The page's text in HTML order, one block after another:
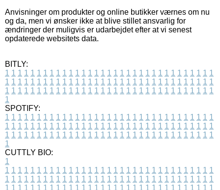
Anvisninger om produkter og online butikker værnes om nu
og da, men vi ønsker ikke at blive stillet ansvarlig for
ændringer der muligvis er udarbejdet efter at vi senest
opdaterede websitets data.
BITLY:
1 1 1 1 1 1 1 1 1 1 1 1 1 1 1 1 1 1 1 1 1 1 1 1 1 1 1 1 1 1 1 1 1
1 1 1 1 1 1 1 1 1 1 1 1 1 1 1 1 1 1 1 1 1 1 1 1 1 1 1 1 1 1 1 1 1
1 1 1 1 1 1 1 1 1 1 1 1 1 1 1 1 1 1 1 1 1 1 1 1 1 1 1 1 1 1 1 1 1
1
SPOTIFY:
1 1 1 1 1 1 1 1 1 1 1 1 1 1 1 1 1 1 1 1 1 1 1 1 1 1 1 1 1 1 1 1 1
1 1 1 1 1 1 1 1 1 1 1 1 1 1 1 1 1 1 1 1 1 1 1 1 1 1 1 1 1 1 1 1 1
1 1 1 1 1 1 1 1 1 1 1 1 1 1 1 1 1 1 1 1 1 1 1 1 1 1 1 1 1 1 1 1 1
1
CUTTLY BIO:
1
1 1 1 1 1 1 1 1 1 1 1 1 1 1 1 1 1 1 1 1 1 1 1 1 1 1 1 1 1 1 1 1 1
1 1 1 1 1 1 1 1 1 1 1 1 1 1 1 1 1 1 1 1 1 1 1 1 1 1 1 1 1 1 1 1 1
1 1 1 1 1 1 1 1 1 1 1 1 1 1 1 1 1 1 1 1 1 1 1 1 1 1 1 1 1 1 1 1 1